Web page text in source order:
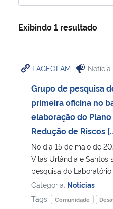
Ministério da Cidadania
Ministério da Saúde
Ministério de Minas e Energia
Ministério da Ciência, Tecnologia,
Ministério do Meio Ambiente
Ministério do Turismo
Exibindo 1 resultado
LAGEOLAM Notícia
Grupo de pesquisa
primeira oficina no
elaboração do
Redução de Riscos
No dia 15 de maio de
Vilas Urlândia e Santos
pesquisa do Laboratório
Categoria: Notícias
Tags:
Comunidade